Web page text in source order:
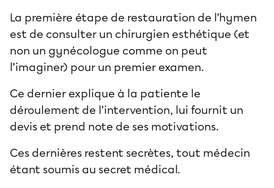
La première étape de restauration de l’hymen
est de consulter un chirurgien esthétique (et
non un gynécologue comme on peut
l’imaginer) pour un premier examen.
Ce dernier explique à la patiente le
déroulement de l’intervention, lui fournit un
devis et prend note de ses motivations.
Ces dernières restent secrètes, tout médecin
étant soumis au secret médical.